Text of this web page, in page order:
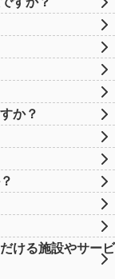
か？
ける施設やサービ